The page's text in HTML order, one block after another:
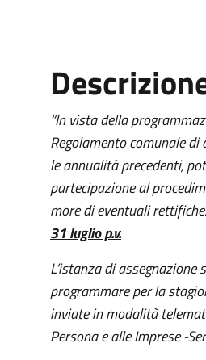
“In vista della
Regolamento comunale
le annualità precedenti,
partecipazione al
more di eventuali
31 luglio p.v.
L’istanza di
programmare per la
inviate in modalità
Persona e alle Imprese -